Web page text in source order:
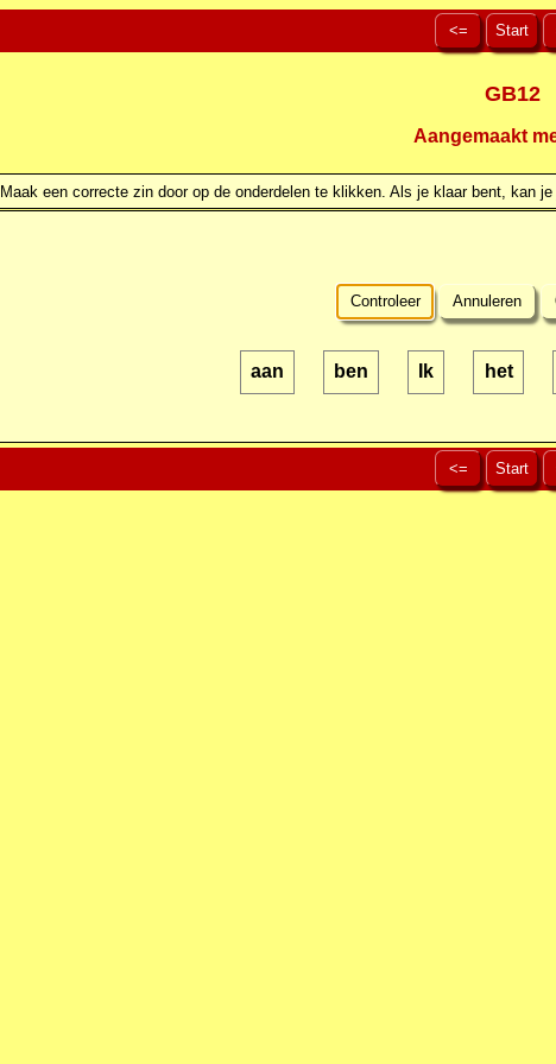
<= Start
GB12
Aangemaakt
Maak een correcte zin door op de onderdelen te klikken. Als je klaar bent, kan
Controleer Annuleren
aan ben Ik het
<= Start